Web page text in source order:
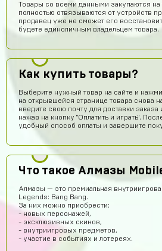
Товары со всеми данными закупаются на
полностью отвязываются от устройств
продавец уже не сможет его
будете единоличным владельцем товара.
Как купить товары?
Выберите нужный товар на сайте и
на открывшейся странице товара снова
введите свою почту для доставки заказа
нажав на кнопку "Оплатить и играть".
удобный способ оплаты и завершите
Что такое Алмазы
Алмазы — это премиальная
Legends: Bang Bang.
За них можно приобрести:
- новых персонажей,
- эксклюзивных скинов,
- внутриигровых предметов,
- участие в событиях и лотереях.
Надежный))
Амир Калтаев
Офигетт